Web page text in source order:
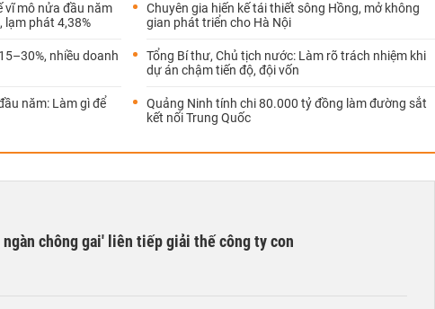
vĩ mô nửa đầu năm
lạm phát 4,38%
nhiều doanh
năm: Làm gì để
Chuyên gia hiến kế tái thiết sông Hồng, mở không
gian phát triển cho Hà Nội
Tổng Bí thư, Chủ tịch nước: Làm rõ trách nhiệm khi
dự án chậm tiến độ, đội vốn
Quảng Ninh tính chi 80.000 tỷ đồng làm đường sắt
kết nối Trung Quốc
chông gai' liên tiếp giải thế công ty con